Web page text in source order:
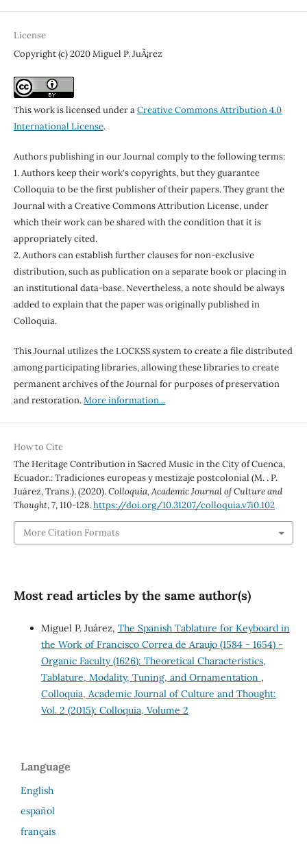
License
Copyright (c) 2020 Miguel P. JuÃ¡rez
This work is licensed under aCreative Commons Attribution 4.0
International License.
Authors publishing in our Journal comply to the following terms:
1. Authors keep their work's copyrights, but they guarantee
Colloquia to be the first publisher of their papers. They grant the
Journal with a Creative Commons Attribution License, under
which their work can be shared with the condition that it is
appropriately cited.
2. Authors can establish further clauses for non-exclusive
distribution, such as publication on a separate book or placing in
an institutional data-base. Nevertheless, a note should be always
added to explain that the paper was originally published in
Colloquia.
This Journal utilizes the LOCKSS system to create a file distributed
among participating libraries, allowing these libraries to create
permanent archives of the Journal for purposes of preservation
and restoration.More information...
How to Cite
The Heritage Contribution in Sacred Music in the City of Cuenca,
Ecuador.: Tradiciones europeas y mestizaje postcolonial (M. . P.
Juárez, Trans.). (2020).Colloquia, Academic Journal of Culture and
Thought,7, 110-128.https://doi.org/10.31207/colloquia.v7i0.102
More Citation Formats
Most read articles by the same author(s)
Miguel P. Juárez, The Spanish Tablature for Keyboard in
the Work of Francisco Correa de Araujo (1584 - 1654) -
Organic Faculty (1626): Theoretical Characteristics,
Tablature, Modality, Tuning, and Ornamentation ,
Colloquia, Academic Journal of Culture and Thought:
Vol. 2 (2015): Colloquia, Volume 2
Language
English
español
français